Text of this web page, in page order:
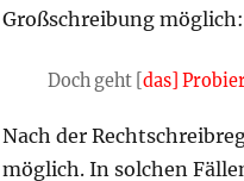
Großschreibung möglich:
Doch geht [das]
Nach der
möglich. In solchen